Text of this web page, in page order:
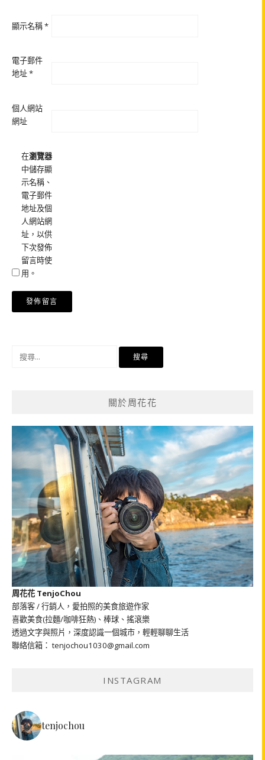
顯示名稱*
電子郵件
地址*
個人網站
網址
在瀏覽器
中儲存顯
示名稱、
電子郵件
地址及個
人網站網
址，以供
下次發佈
留言時使
用。
關於周花花
周花花 TenjoChou
部落客 / 行銷人，愛拍照的美食旅遊作家
喜歡美食(拉麵/咖啡狂熱)、棒球、搖滾樂
透過文字與照片，深度認識一個城市，輕輕聊聊生活
聯絡信箱： tenjochou1030@gmail.com
INSTAGRAM
tenjochou